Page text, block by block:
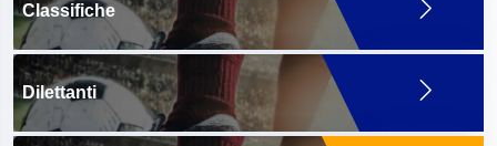
Classifiche
Dilettanti